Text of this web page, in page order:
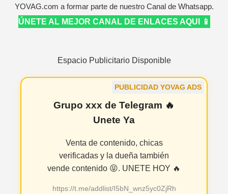
YOVAG.com a formar parte de nuestro Canal de Whatsapp.
ÚNETE AL MEJOR CANAL DE ENLACES AQUI 📱
Espacio Publicitario Disponible
PUBLICIDAD YOVAG ADS
Grupo xxx de Telegram 🔥
Unete Ya
Venta de contenido, chicas
verificadas y la dueña también
vende contenido 😝. UNETE HOY 🔥
https://t.me/addlist/I5bN_wnz5yc0ZjRh